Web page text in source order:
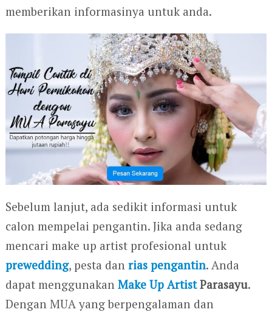
memberikan informasinya untuk anda.
Sebelum lanjut, ada sedikit informasi untuk
calon mempelai pengantin. Jika anda sedang
mencari make up artist profesional untuk
prewedding, pesta dan rias pengantin. Anda
dapat menggunakan Make Up ArtistParasayu.
Dengan MUA yang berpengalaman dan